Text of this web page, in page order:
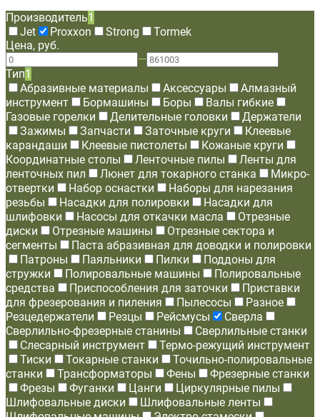
Производитель1
Jet
Proxxon Strong
Tormek
Цена, руб.
—
Тип1
Абразивные материалы
Аксессуары
Алмазный
инструмент
Бормашины Боры
Валы гибкие
Газовые горелки
Делительные головки
Держатели
Зажимы
Запчасти Заточные круги
Клеевые
карандаши
Клеевые пистолеты
Кожаные круги
Координатные столы
Ленточные пилы
Ленты для
ленточных пил
Люнет для токарного станка
Микро-
отвертки
Набор оснастки
Наборы для нарезания
резьбы
Насадки для полировки
Насадки для
шлифовки
Насосы для откачки масла
Отрезные
диски
Отрезные машины
Отрезные сектора и
сегменты
Паста абразивная для доводки и полировки
Патроны
Паяльники Пилки
Поддоны для
стружки
Полировальные машины
Полировальные
средства
Приспособления для заточки
Приставки
для фрезерования и пиления
Пылесосы
Разное
Резцедержатели
Резцы Рейсмусы
Сверла
Сверлильно-фрезерные станины
Сверлильные станки
Слесарный инструмент
Термо-режущий инструмент
Тиски
Токарные станки
Точильно-полировальные
станки
Трансформаторы Фены
Фрезерные станки
Фрезы
Фуганки Цанги
Циркулярные пилы
Шлифовальные диски
Шлифовальные ленты